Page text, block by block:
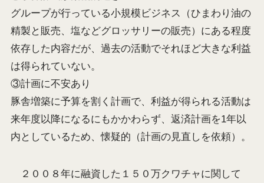
グループが行っている小規模ビジネス（ひまわり油の
精製と販売、塩などグロッサリーの販売）にある程度
依存した内容だが、過去の活動でそれほど大きな利益
は得られていない。
③計画に不安あり
豚舎増築に予算を割く計画で、利益が得られる活動は
来年度以降になるにもかかわらず、返済計画を1年以
内としているため、懐疑的（計画の見直しを依頼）。
２００８年に融資した１５０万クワチャに関して